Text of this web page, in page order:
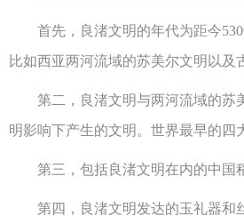
首先，良渚文明的年代为距今5300
比如西亚两河流域的苏美尔文明以及
第二，良渚文明与两河流域的苏美
明影响下产生的文明。世界最早的四
第三，包括良渚文明在内的中国稻
第四，良渚文明发达的玉礼器和丝